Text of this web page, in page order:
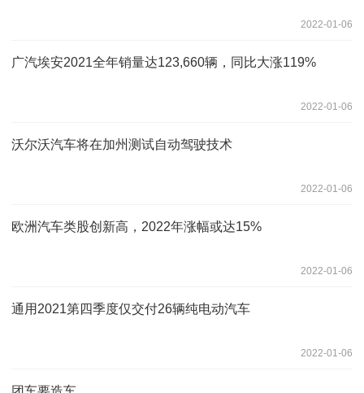
2022-01-06
广汽埃安2021全年销量达123,660辆，同比大涨119%
2022-01-06
沃尔沃汽车将在加州测试自动驾驶技术
2022-01-06
欧洲汽车类股创新高，2022年涨幅或达15%
2022-01-06
通用2021第四季度仅交付26辆纯电动汽车
2022-01-06